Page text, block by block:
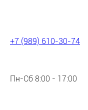
+7 (989) 610-30-74
Пн-Сб 8:00 - 17:00